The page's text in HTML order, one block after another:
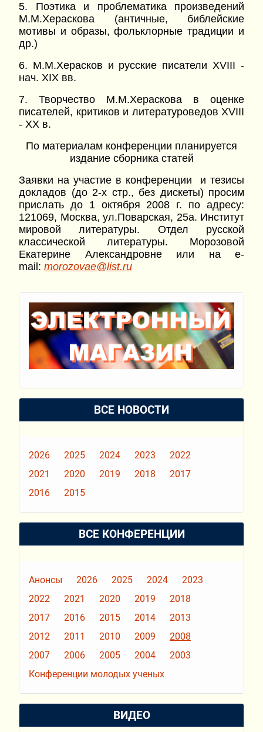
5. Поэтика и проблематика произведений
М.М.Хераскова (античные, библейские
мотивы и образы, фольклорные традиции и
др.)
6. М.М.Херасков и русские писатели XVIII -
нач. XIX вв.
7. Творчество М.М.Хераскова в оценке
писателей, критиков и литературоведов XVIII
- XX в.
По материалам конференции планируется
издание сборника статей
Заявки на участие в конференции и тезисы
докладов (до 2-х стр., без дискеты) просим
прислать до 1 октября 2008 г. по адресу:
121069, Москва, ул.Поварская, 25а. Институт
мировой литературы. Отдел русской
классической литературы. Морозовой
Екатерине Александровне или на e-
mail: morozovae@list.ru
ВСЕ НОВОСТИ
2026 2025 2024 2023
2022
2021
2020 2019 2018
2017
2016
2015
ВСЕ КОНФЕРЕНЦИИ
Анонсы 2026 2025 2024
2023
2022
2021 2020 2019
2018
2017
2016 2015 2014
2013
2012
2011 2010 2009
2008
2007
2006 2005 2004
2003
Конференции молодых ученых
ВИДЕО